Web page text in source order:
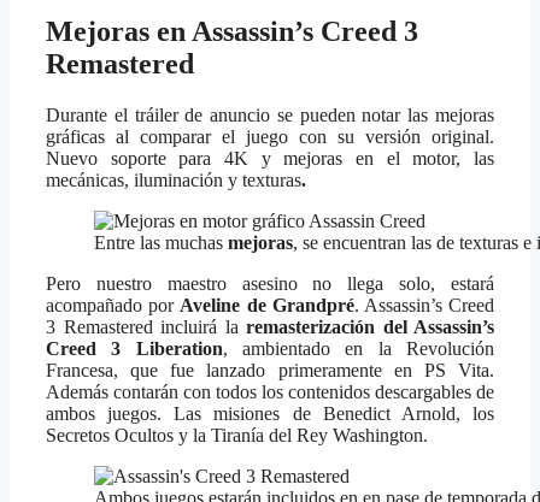
Mejoras en Assassin’s Creed 3
Remastered
Durante el tráiler de anuncio se pueden notar las mejoras
gráficas al comparar el juego con su versión original.
Nuevo soporte para 4K y mejoras en el motor, las
mecánicas, iluminación y texturas.
Entre las muchas mejoras, se encuentran las de texturas
Pero nuestro maestro asesino no llega solo, estará
acompañado por Aveline de Grandpré. Assassin’s Creed
3 Remastered incluirá la remasterización del Assassin’s
Creed 3 Liberation, ambientado en la Revolución
Francesa, que fue lanzado primeramente en PS Vita.
Además contarán con todos los contenidos descargables de
ambos juegos. Las misiones de Benedict Arnold, los
Secretos Ocultos y la Tiranía del Rey Washington.
Ambos juegos estarán incluidos en en pase de temporada